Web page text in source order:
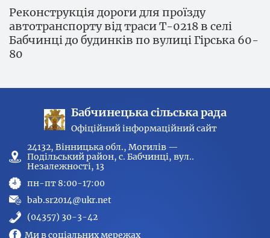
Реконструкція дороги для проїзду
автотранспорту від траси Т-0218 в селі
Бабчинці до будинків по вулиці Гірська 60-
80
Бабчинецька сільська рада
Офіційний інформаційний сайт
24132, Вінницька обл., Могилів —
Подільський район, с. Бабчинці, вул..
Незалежності, 13
пн-пт 8:00-17:00
bab.sr2014@ukr.net
(04357) 30-3-42
Ми в соціальних мережах